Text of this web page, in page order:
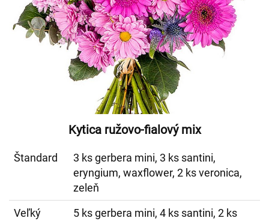
Kytica ružovo-fialový mix
Štandard
3 ks gerbera mini, 3 ks santini,
eryngium, waxflower, 2 ks veronica,
zeleň
Veľký
5 ks gerbera mini, 4 ks santini, 2 ks